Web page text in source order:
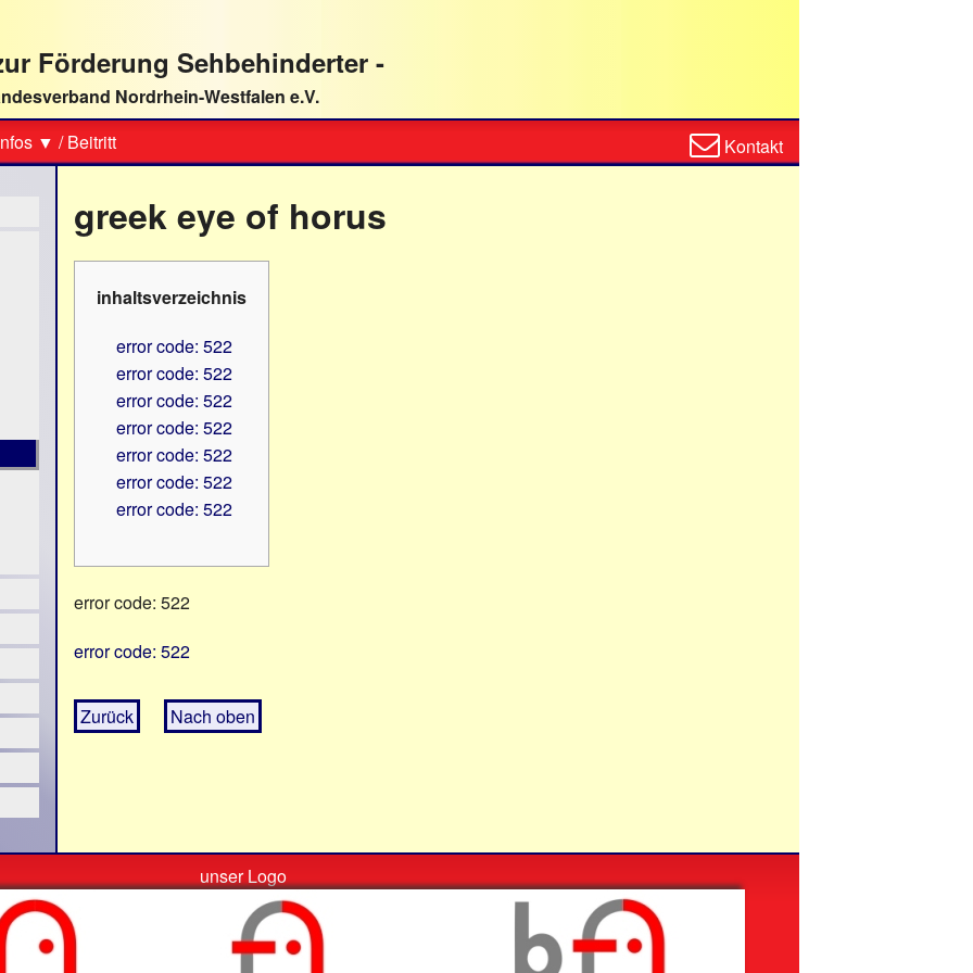
Förderung Sehbehinderter -
Nordrhein-Westfalen e.V.
▼ /Beitritt
Kontaktformular
Kontakt
greek eye of horus
inhaltsverzeichnis
error code: 522
error code: 522
error code: 522
error code: 522
error code: 522
error code: 522
error code: 522
error code: 522
error code: 522
Zurück Nach oben
unser Logo